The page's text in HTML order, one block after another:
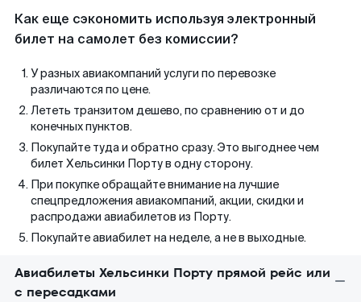
Как еще сэкономить используя электронный
билет на самолет без комиссии?
У разных авиакомпаний услуги по перевозке
различаются по цене.
Лететь транзитом дешево, по сравнению от и до
конечных пунктов.
Покупайте туда и обратно сразу. Это выгоднее чем
билет Хельсинки Порту в одну сторону.
При покупке обращайте внимание на лучшие
спецпредложения авиакомпаний, акции, скидки и
распродажи авиабилетов из Порту.
Покупайте авиабилет на неделе, а не в выходные.
Авиабилеты Хельсинки Порту прямой рейс или
с пересадками